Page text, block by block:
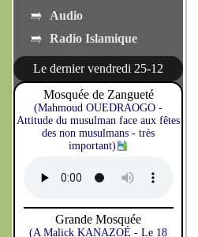
Audio
Radio Islamique
Le dernier vendredi 25-12
Mosquée de Zangueté
(Mahmoud OUEDRAOGO -
Attitude du musulman face aux fêtes
des non musulmans - très
important)
Grande Mosquée
(A Malick KANAZOÉ - Le 18